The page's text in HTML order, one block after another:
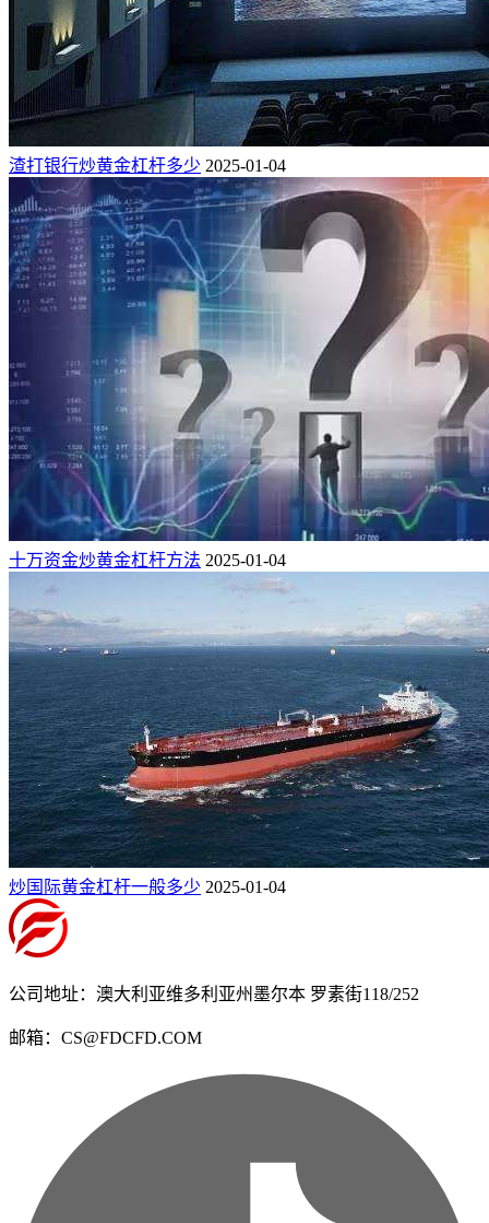
渣打银行炒黄金杠杆多少 2025-01-04
十万资金炒黄金杠杆方法 2025-01-04
炒国际黄金杠杆一般多少 2025-01-04
公司地址：澳大利亚维多利亚州墨尔本 罗素街118/252
邮箱：CS@FDCFD.COM